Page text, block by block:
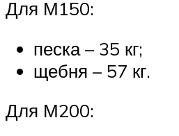
Для М150:
песка – 35 кг;
щебня – 57 кг.
Для М200: